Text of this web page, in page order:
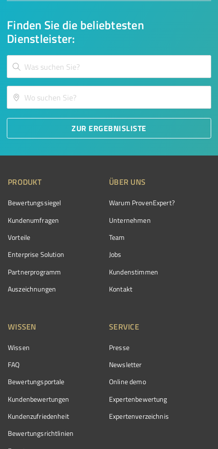
Finden Sie die beliebtesten
Dienstleister:
ZUR ERGEBNISLISTE
PRODUKT
Bewertungssiegel
Kundenumfragen
Vorteile
Enterprise Solution
Partnerprogramm
Auszeichnungen
ÜBER UNS
Warum ProvenExpert?
Unternehmen
Team
Jobs
Kundenstimmen
Kontakt
WISSEN
Wissen
FAQ
Bewertungsportale
Kundenbewertungen
Kundenzufriedenheit
Bewertungs­richtlinien
SERVICE
Presse
Newsletter
Online demo
Expertenbewertung
Expertenverzeichnis